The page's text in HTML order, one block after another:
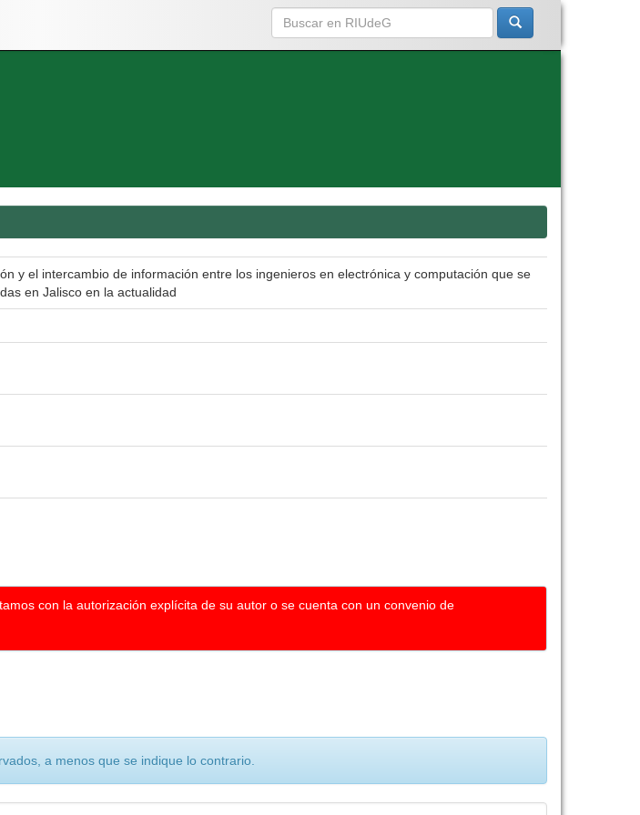
y el intercambio de información entre los ingenieros en electrónica y computación que se
en Jalisco en la actualidad
con la autorización explícita de su autor o se cuenta con un convenio de
a menos que se indique lo contrario.